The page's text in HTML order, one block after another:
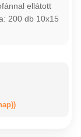
ellátott
200 db 10x15